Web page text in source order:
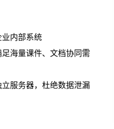
内部系统
海量课件、文档协同需
服务器，杜绝数据泄漏